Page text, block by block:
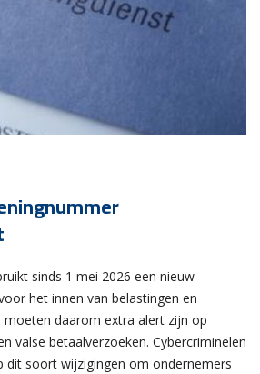
sinds 1 mei 2026 een nieuw
het innen van belastingen en
moeten daarom extra alert zijn op
valse betaalverzoeken. Cybercriminelen
dit soort wijzigingen om ondernemers